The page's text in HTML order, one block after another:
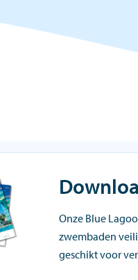
Onze Blue
zwembaden
geschikt voor